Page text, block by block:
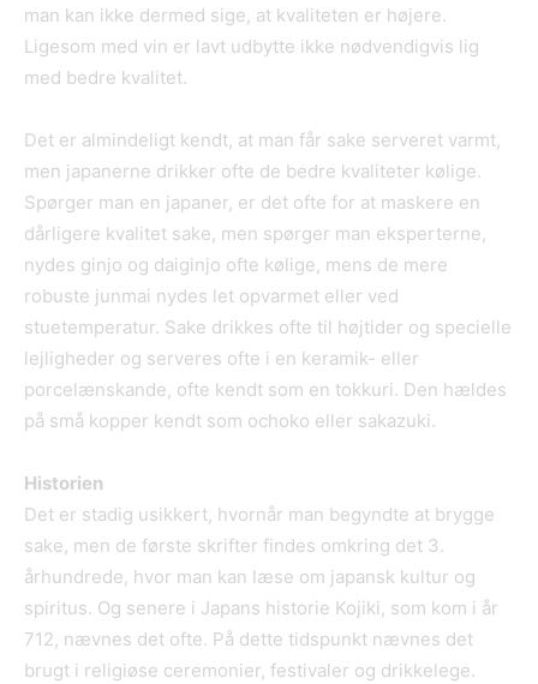
man kan ikke dermed sige, at kvaliteten er højere.
Ligesom med vin er lavt udbytte ikke nødvendigvis lig
med bedre kvalitet.
Det er almindeligt kendt, at man får sake serveret varmt,
men japanerne drikker ofte de bedre kvaliteter kølige.
Spørger man en japaner, er det ofte for at maskere en
dårligere kvalitet sake, men spørger man eksperterne,
nydes ginjo og daiginjo ofte kølige, mens de mere
robuste junmai nydes let opvarmet eller ved
stuetemperatur. Sake drikkes ofte til højtider og specielle
lejligheder og serveres ofte i en keramik- eller
porcelænskande, ofte kendt som en tokkuri. Den hældes
på små kopper kendt som ochoko eller sakazuki.
Historien
Det er stadig usikkert, hvornår man begyndte at brygge
sake, men de første skrifter findes omkring det 3.
århundrede, hvor man kan læse om japansk kultur og
spiritus. Og senere i Japans historie Kojiki, som kom i år
712, nævnes det ofte. På dette tidspunkt nævnes det
brugt i religiøse ceremonier, festivaler og drikkelege.